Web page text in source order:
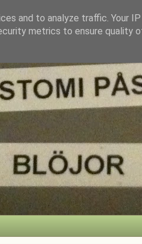
and to analyze traffic. Your
metrics to ensure quality